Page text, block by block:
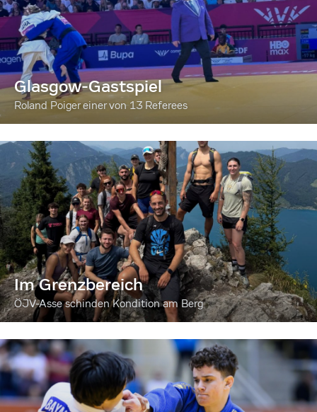
Glasgow-Gastspiel
Roland Poiger einer von 13 Referees
Im Grenzbereich
ÖJV-Asse schinden Kondition am Berg